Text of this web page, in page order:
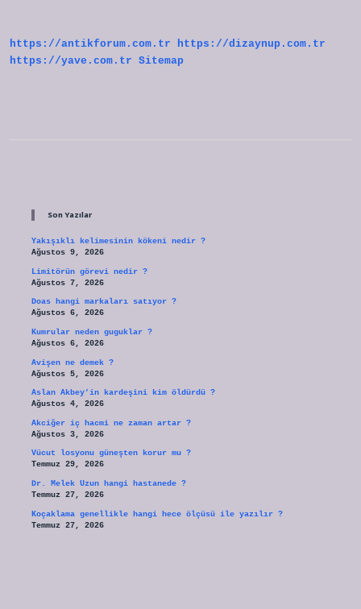
https://antikforum.com.tr
https://dizaynup.com.tr
https://yave.com.tr Sitemap
Son Yazılar
Yakışıklı kelimesinin kökeni nedir ?
Ağustos 9, 2026
Limitörün görevi nedir ?
Ağustos 7, 2026
Doas hangi markaları satıyor ?
Ağustos 6, 2026
Kumrular neden guguklar ?
Ağustos 6, 2026
Avişen ne demek ?
Ağustos 5, 2026
Aslan Akbey’in kardeşini kim öldürdü ?
Ağustos 4, 2026
Akciğer iç hacmi ne zaman artar ?
Ağustos 3, 2026
Vücut losyonu güneşten korur mu ?
Temmuz 29, 2026
Dr. Melek Uzun hangi hastanede ?
Temmuz 27, 2026
Koçaklama genellikle hangi hece ölçüsü ile yazılır ?
Temmuz 27, 2026